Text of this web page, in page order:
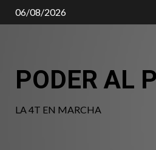
Saltar
al
06/08/2026
PODER AL
LA 4T EN MARCHA